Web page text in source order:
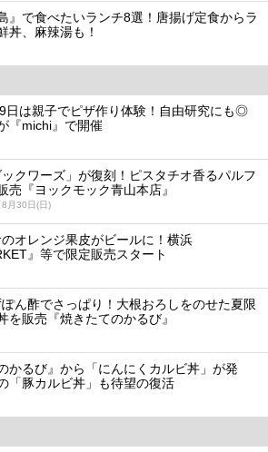
』で食べたいランチ8選！唐揚げ定食からラ
丼、麻辣湯も！
日は親子でピザ作り体験！自由研究にも◎
『michi』で開催
クワーズ」が復刻！ピスタチオ香るパルフ
売『ヨックモック青山本店』
月30日(日)
オレンジ果皮がビールに！横浜
』等で限定販売スタート
ん酢でさっぱり！大根おろしをのせた夏限
を販売『焼きたてのかるび』
かるび』から「にんにくカルビ丼」が発
「豚カルビ丼」も待望の復活